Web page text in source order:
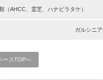
（AHCC、霊芝、ハナビラタケ）
ガルシニ
ースTOPへ